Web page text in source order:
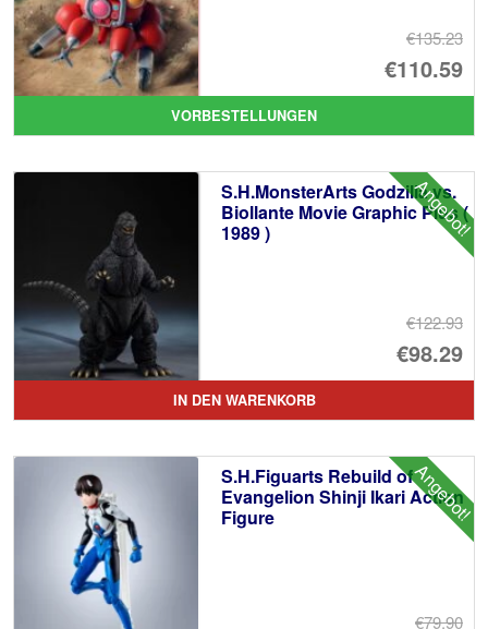
€135.23
€110.59
VORBESTELLUNGEN
Angebot!
S.H.MonsterArts Godzilla vs.
Biollante Movie Graphic Plus (
1989 )
€122.93
€98.29
IN DEN WARENKORB
Angebot!
S.H.Figuarts Rebuild of
Evangelion Shinji Ikari Action
Figure
€79.90